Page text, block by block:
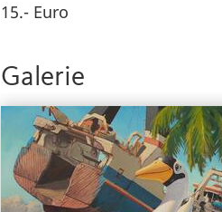
15.- Euro
Galerie